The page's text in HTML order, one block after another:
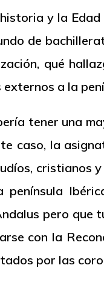
y la
de
qué
a la
tener una
caso, la
cristianos
península
pero que
con la
por las